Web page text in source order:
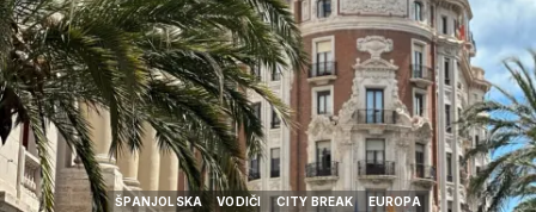
ŠPANJOLSKA
VODIČI
CITY BREAK
EUROPA